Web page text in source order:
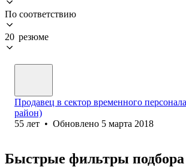
По соответствию
20 резюме
Продавец в сектор временного
район)
55 лет • Обновлено 5 марта 2018
Быстрые фильтры